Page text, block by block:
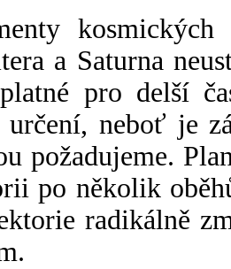
a Saturna
pro delší
neboť je
požadujeme.
po několik
radikálně